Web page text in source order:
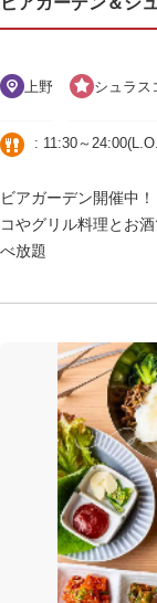
上野 シュラス
: 11:30～
ビアガーデン開催中
コやグリル料理とお
べ放題